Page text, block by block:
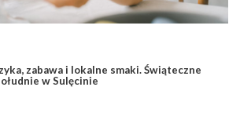
zabawa i lokalne smaki. Świąteczne
w Sulęcinie